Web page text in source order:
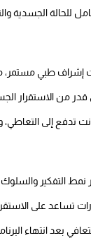
الجسدية
إشراف طبي مستمر،
قدر من الاستقرار
تدفع إلى
التفكير والسلوك
تساعد على
بعد انتهاء